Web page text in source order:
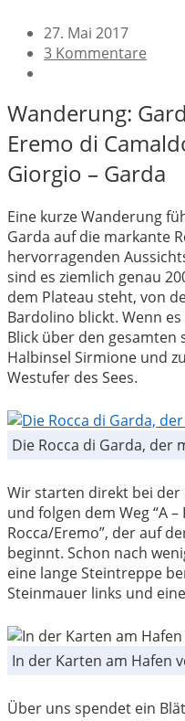
27. Mai 2017
3 Kommentare
Wanderung:
Eremo di
Giorgio – Garda
Eine kurze Wanderung
Garda auf die markante
hervorragenden
sind es ziemlich genau
dem Plateau steht, von
Bardolino blickt. Wenn
Blick über den gesamten
Halbinsel Sirmione und
Westufer des Sees.
Die Rocca di Garda, der
Wir starten direkt bei der
und folgen dem Weg “A –
Rocca/Eremo”, der auf
beginnt. Schon nach
eine lange Steintreppe
Steinmauer links und
In der Karten am Hafen
Über uns spendet ein